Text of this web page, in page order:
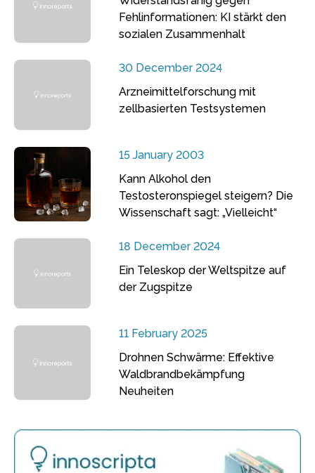
Fehlinformationen: KI stärkt den
sozialen Zusammenhalt
30 December 2024
Arzneimittelforschung mit
zellbasierten Testsystemen
15 January 2003
Kann Alkohol den
Testosteronspiegel steigern? Die
Wissenschaft sagt: „Vielleicht“
18 December 2024
Ein Teleskop der Weltspitze auf
der Zugspitze
11 February 2025
Drohnen Schwärme: Effektive
Waldbrandbekämpfung
Neuheiten